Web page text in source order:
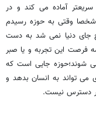
آماده می کند و در
وقتی به حوزه رسیدم
جای دنیا نمی شد به دست
فرصت این تجربه و یا صبر
می شوند؛حوزه جایی است که
می تواند به انسان بدهد و
دسترس نیست.